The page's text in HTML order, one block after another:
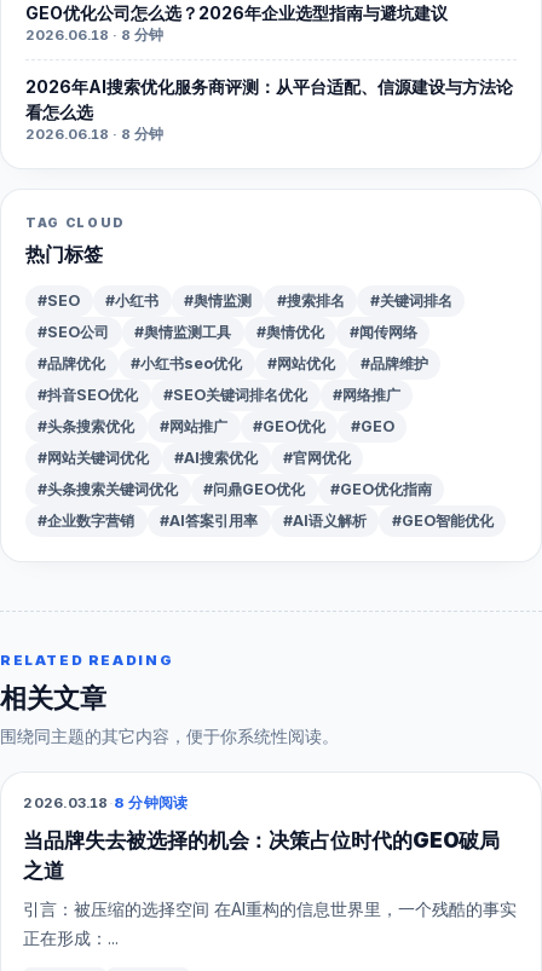
GEO优化公司怎么选？2026年企业选型指南与避坑建议
2026.06.18 · 8 分钟
2026年AI搜索优化服务商评测：从平台适配、信源建设与方法论
看怎么选
2026.06.18 · 8 分钟
TAG CLOUD
热门标签
#SEO #小红书 #舆情监测 #搜索排名
#关键词排名
#SEO公司
#舆情监测工具 #舆情优化
#闻传网络
#品牌优化
#小红书seo优化 #网站优化
#品牌维护
#抖音SEO优化
#SEO关键词排名优化
#网络推广
#头条搜索优化
#网站推广 #GEO优化
#GEO
#网站关键词优化
#AI搜索优化
#官网优化
#头条搜索关键词优化
#问鼎GEO优化
#GEO优化指南
#企业数字营销
#AI答案引用率 #AI语义解析 #GEO智能优化
RELATED READING
相关文章
围绕同主题的其它内容，便于你系统性阅读。
GEO
2026.03.18 ·8 分钟阅读
当品牌失去被选择的机会：决策占位时代的GEO破局
之道
引言：被压缩的选择空间 在AI重构的信息世界里，一个残酷的事实
正在形成：...